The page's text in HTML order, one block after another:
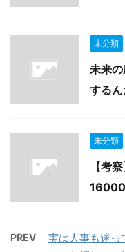
未分類
未来
するん
未分類
【考
PREV
実は人事も迷っ